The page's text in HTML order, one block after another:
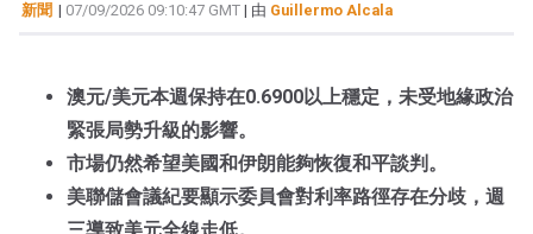
新聞 | 07/09/2026 09:10:47 GMT | 由 Guillermo Alcala
澳元/美元本週保持在0.6900以上穩定，未受地緣政治
緊張局勢升級的影響。
市場仍然希望美國和伊朗能夠恢復和平談判。
美聯儲會議紀要顯示委員會對利率路徑存在分歧，週